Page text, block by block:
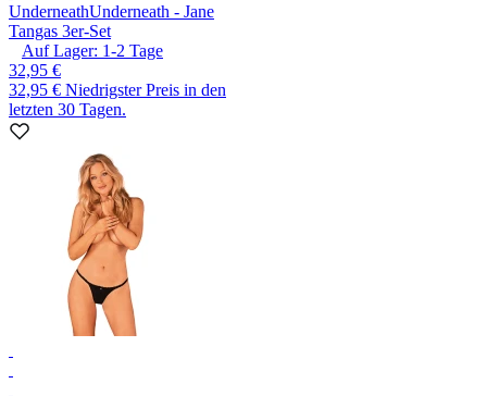
UnderneathUnderneath - Jane
Tangas 3er-Set
Auf Lager: 1-2 Tage
32,95 €
32,95 € Niedrigster Preis in den
letzten 30 Tagen.